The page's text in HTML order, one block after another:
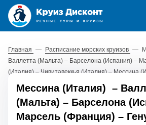
Главная — Расписание морских круизов —
Валлетта (Мальта) – Барселона (Испания) –
(Италия) – Чивитавеккья (Италия) – Мессина
Мессина (Италия) –
(Мальта) – Барселона
Марсель (Франция) –